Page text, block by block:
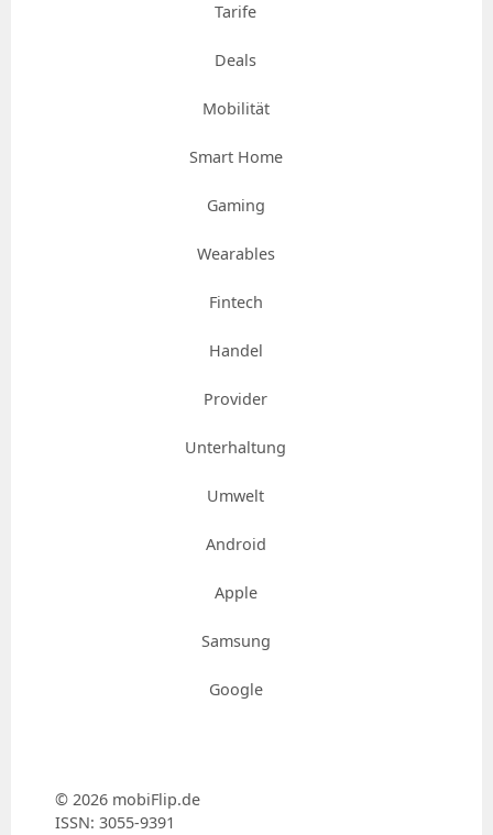
Tarife
Deals
Mobilität
Smart Home
Gaming
Wearables
Fintech
Handel
Provider
Unterhaltung
Umwelt
Android
Apple
Samsung
Google
© 2026 mobiFlip.de
ISSN: 3055-9391